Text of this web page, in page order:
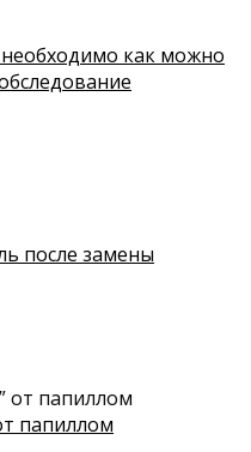
как можно
после замены
папиллом